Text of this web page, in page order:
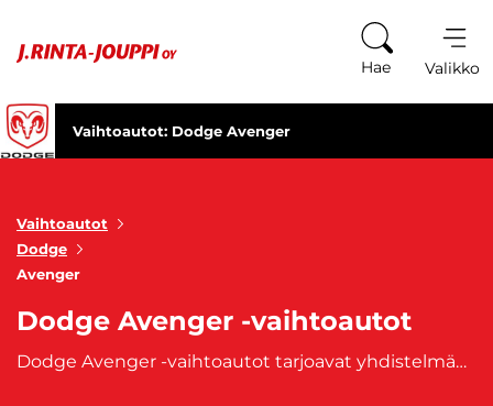
Hae Valikko
Vaihtoautot: Dodge Avenger
Vaihtoautot
Dodge
Avenger
Dodge Avenger -vaihtoautot
Dodge Avenger -vaihtoautot tarjoavat yhdistelmän amerikkalaista voimaa ja näyttävää tyyliä. Tämä urheilullinen sedan erottuu massasta rohkealla muotoilullaan, jossa korostuvat leveät linjat, matala profiili ja aggressiivinen keula. Dodge Avenger on suunniteltu kuljettajille, jotka arvostavat voimakasta suorituskykyä sekä ainutlaatuista ajokokemusta. Dodge Avenger -vaihtoautot sopivat täydellisesti niille, jotka kaipaavat tavallista enemmän tehoa päivittäiseen ajoon tai haluavat erottua tiellä klassisella amerikkalaisella ajoneuvolla. Erilaiset moottorivaihtoehdot tarjoavat suorituskykyä sekä perusmalleissa että V6-moottorilla varustetuissa versioissa. Sisätiloissa yhdistyvät tilavuus ja käytännöllisyys, joten auto on mukava valinta sekä yksinajoon että matkustajille.